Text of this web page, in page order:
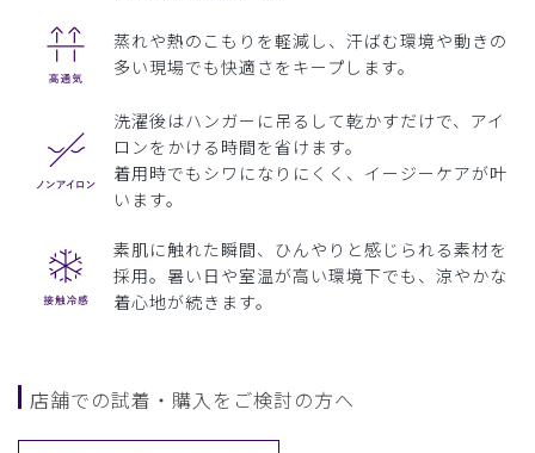
蒸れや熱のこもりを軽減し、汗ばむ環境や動きの
多い現場でも快適さをキープします。
洗濯後はハンガーに吊るして乾かすだけで、アイ
ロンをかける時間を省けます。
着用時でもシワになりにくく、イージーケアが叶
います。
素肌に触れた瞬間、ひんやりと感じられる素材を
採用。暑い日や室温が高い環境下でも、涼やかな
着心地が続きます。
店舗での試着・購入をご検討の方へ